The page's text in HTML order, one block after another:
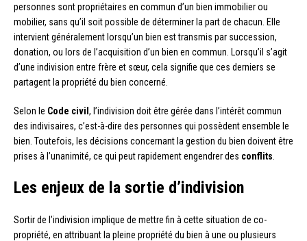
personnes sont propriétaires en commun d’un bien immobilier ou
mobilier, sans qu’il soit possible de déterminer la part de chacun. Elle
intervient généralement lorsqu’un bien est transmis par succession,
donation, ou lors de l’acquisition d’un bien en commun. Lorsqu’il s’agit
d’une indivision entre frère et sœur, cela signifie que ces derniers se
partagent la propriété du bien concerné.
Selon le Code civil , l’indivision doit être gérée dans l’intérêt commun
des indivisaires, c’est-à-dire des personnes qui possèdent ensemble le
bien. Toutefois, les décisions concernant la gestion du bien doivent être
prises à l’unanimité, ce qui peut rapidement engendrer des conflits
Les enjeux de la sortie d’indivision
Sortir de l’indivision implique de mettre fin à cette situation de co-
propriété, en attribuant la pleine propriété du bien à une ou plusieurs